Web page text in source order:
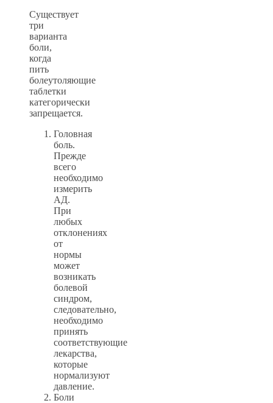
Существует
три
варианта
боли,
когда
пить
болеутоляющие
таблетки
категорически
запрещается.
Головная
боль.
Прежде
всего
необходимо
измерить
АД.
При
любых
отклонениях
от
нормы
может
возникать
болевой
синдром,
следовательно,
необходимо
принять
соответствующие
лекарства,
которые
нормализуют
давление.
Боли